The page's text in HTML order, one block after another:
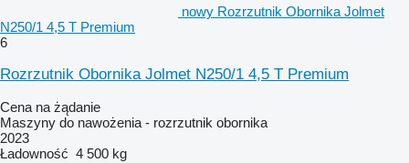
nowy Rozrzutnik Obornika Jolmet
N250/1 4,5 T Premium
6
Rozrzutnik Obornika Jolmet N250/1 4,5 T Premium
Cena na żądanie
Maszyny do nawożenia - rozrzutnik obornika
2023
Ładowność 4 500 kg